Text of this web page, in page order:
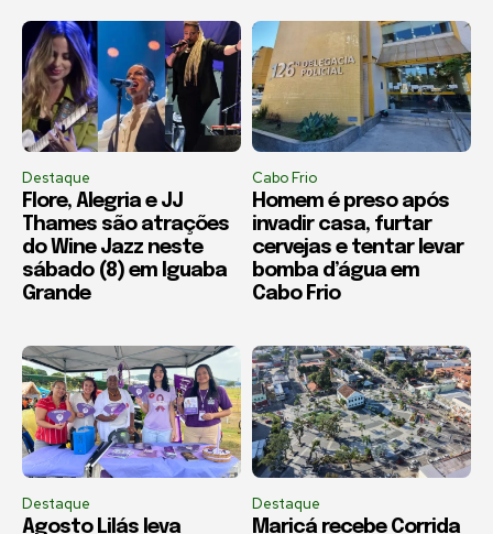
Destaque
Flore, Alegria e JJ
Thames são atrações
do Wine Jazz neste
sábado (8) em Iguaba
Grande
Cabo Frio
Homem é preso após
invadir casa, furtar
cervejas e tentar levar
bomba d’água em
Cabo Frio
Destaque
Agosto Lilás leva
Destaque
Maricá recebe Corrida